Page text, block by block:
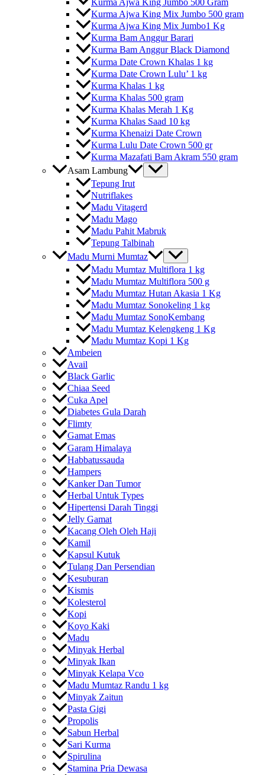
Kurma Ajwa King Jumbo 500 Gram
Kurma Ajwa King Mix Jumbo 500 gram
Kurma Ajwa King Mix Jumbo1 Kg
Kurma Bam Anggur Barari
Kurma Bam Anggur Black Diamond
Kurma Date Crown Khalas 1 kg
Kurma Date Crown Lulu’ 1 kg
Kurma Khalas 1 kg
Kurma Khalas 500 gram
Kurma Khalas Merah 1 Kg
Kurma Khalas Saad 10 kg
Kurma Khenaizi Date Crown
Kurma Lulu Date Crown 500 gr
Kurma Mazafati Bam Akram 550 gram
Asam Lambung
Tepung Irut
Nutriflakes
Madu Vitagerd
Madu Mago
Madu Pahit Mabruk
Tepung Talbinah
Madu Murni Mumtaz
Madu Mumtaz Multiflora 1 kg
Madu Mumtaz Multiflora 500 g
Madu Mumtaz Hutan Akasia 1 Kg
Madu Mumtaz Sonokeling 1 kg
Madu Mumtaz SonoKembang
Madu Mumtaz Kelengkeng 1 Kg
Madu Mumtaz Kopi 1 Kg
Ambeien
Avail
Black Garlic
Chiaa Seed
Cuka Apel
Diabetes Gula Darah
Flimty
Gamat Emas
Garam Himalaya
Habbatussauda
Hampers
Kanker Dan Tumor
Herbal Untuk Types
Hipertensi Darah Tinggi
Jelly Gamat
Kacang Oleh Oleh Haji
Kamil
Kapsul Kutuk
Tulang Dan Persendian
Kesuburan
Kismis
Kolesterol
Kopi
Koyo Kaki
Madu
Minyak Herbal
Minyak Ikan
Minyak Kelapa Vco
Madu Mumtaz Randu 1 kg
Minyak Zaitun
Pasta Gigi
Propolis
Sabun Herbal
Sari Kurma
Spirulina
Stamina Pria Dewasa